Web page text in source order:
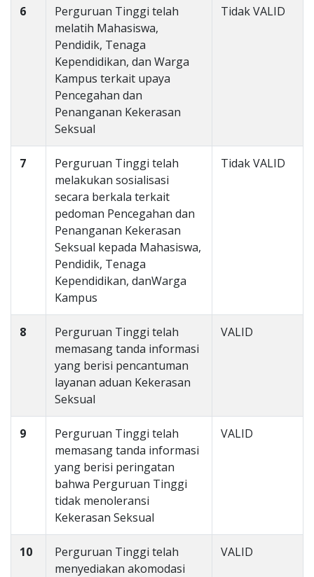
6
Perguruan Tinggi telah
melatih Mahasiswa,
Pendidik, Tenaga
Kependidikan, dan Warga
Kampus terkait upaya
Pencegahan dan
Penanganan Kekerasan
Seksual
Tidak VALID
7
Perguruan Tinggi telah
melakukan sosialisasi
secara berkala terkait
pedoman Pencegahan dan
Penanganan Kekerasan
Seksual kepada Mahasiswa,
Pendidik, Tenaga
Kependidikan, danWarga
Kampus
Tidak VALID
8
Perguruan Tinggi telah
memasang tanda informasi
yang berisi pencantuman
layanan aduan Kekerasan
Seksual
VALID
9
Perguruan Tinggi telah
memasang tanda informasi
yang berisi peringatan
bahwa Perguruan Tinggi
tidak menoleransi
Kekerasan Seksual
VALID
10
Perguruan Tinggi telah
menyediakan akomodasi
VALID